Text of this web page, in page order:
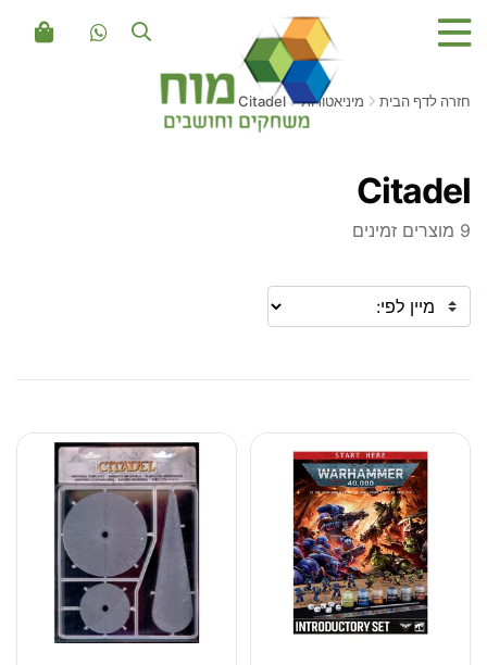
חזרה לדף הבית מיניאטורות Citadel
Citadel
9 מוצרים זמינים